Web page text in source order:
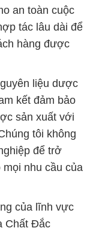
an toàn cuộc
tác lâu dài để
hàng được
liệu dược
kết đảm bảo
sản xuất với
tôi không
để trở
nhu cầu của
của lĩnh vực
Chất Đắc